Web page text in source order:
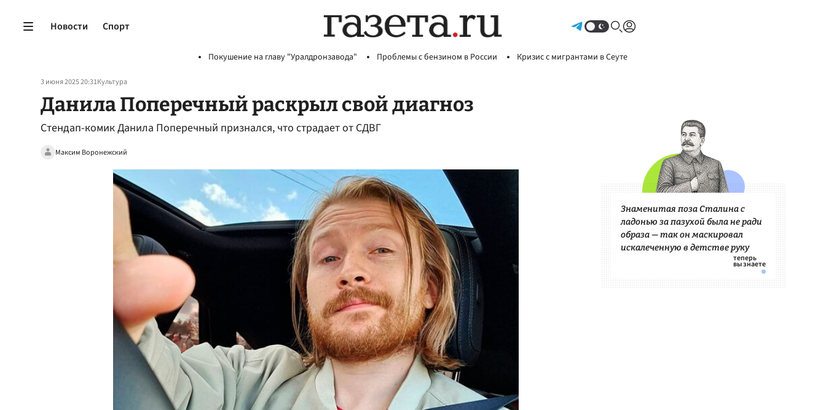
Новости Спорт
Покушение на главу "Уралдронзавода" Проблемы с бензином в России Кризис с мигрантами в Сеуте
3 июня 2025 20:31Культура
Данила Поперечный раскрыл свой диагноз
Стендап-комик Данила Поперечный признался, что страдает от СДВГ
Максим Воронежский
Знаменитая поза Сталина с
ладонью за пазухой была не ради
образа — так он маскировал
искалеченную в детстве руку